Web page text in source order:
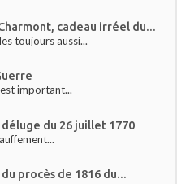
cadeau irréel du...
toujours aussi...
important...
du 26 juillet 1770
procès de 1816 du...